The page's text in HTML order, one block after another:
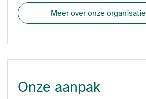
Meer over onze organisatie
Onze aanpak